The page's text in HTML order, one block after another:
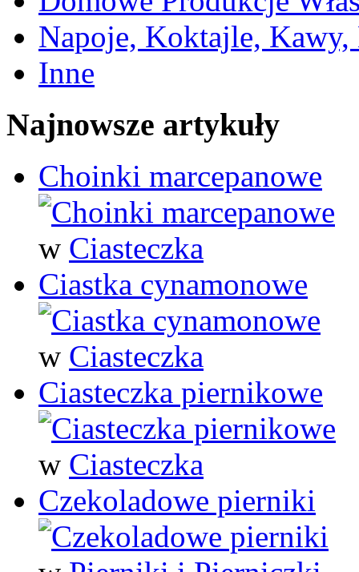
Napoje, Koktajle, Kawy,
Inne
Najnowsze artykuły
Choinki marcepanowe
w Ciasteczka
Ciastka cynamonowe
w Ciasteczka
Ciasteczka piernikowe
w Ciasteczka
Czekoladowe pierniki